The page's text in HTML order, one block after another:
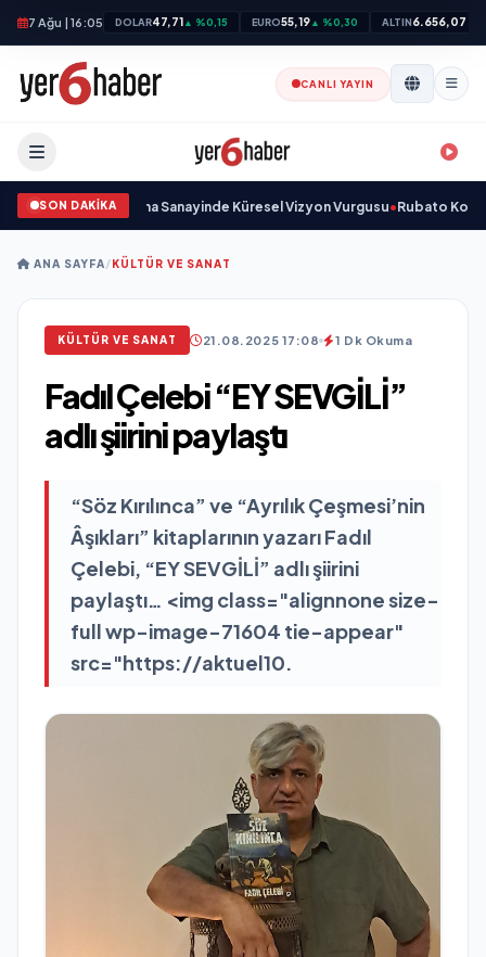
7 Ağu | 16:05 DOLAR47,71▲ %0,15 EURO55,19▲ %0,30 ALTIN6.656,07
CANLI YAYIN
SON DAKİKA
ve Savunma Sanayinde Küresel Vizyon Vurgusu•Rubato Konser
ANA SAYFA/KÜLTÜR VE SANAT
KÜLTÜR VE SANAT 21.08.2025 17:08 1 Dk Okuma
Fadıl Çelebi “EY SEVGİLİ”
adlı şiirini paylaştı
“Söz Kırılınca” ve “Ayrılık Çeşmesi’nin
Âşıkları” kitaplarının yazarı Fadıl
Çelebi, “EY SEVGİLİ” adlı şiirini
paylaştı… <img class="alignnone size-
full wp-image-71604 tie-appear"
src="https://aktuel10.